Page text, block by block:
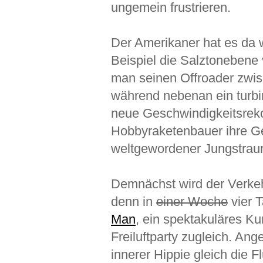
ungemein frustrieren.
Der Amerikaner hat es da
Beispiel die
man seinen Offroader
während nebenan ein
neue
Hobbyraketenbauer ihre
weltgewordener
Demnächst wird der
denn in einer Woche vier
Man, ein spektakuläres
Freiluftparty zugleich.
innerer Hippie gleich die